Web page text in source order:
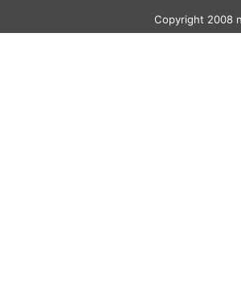
Copyright 2008